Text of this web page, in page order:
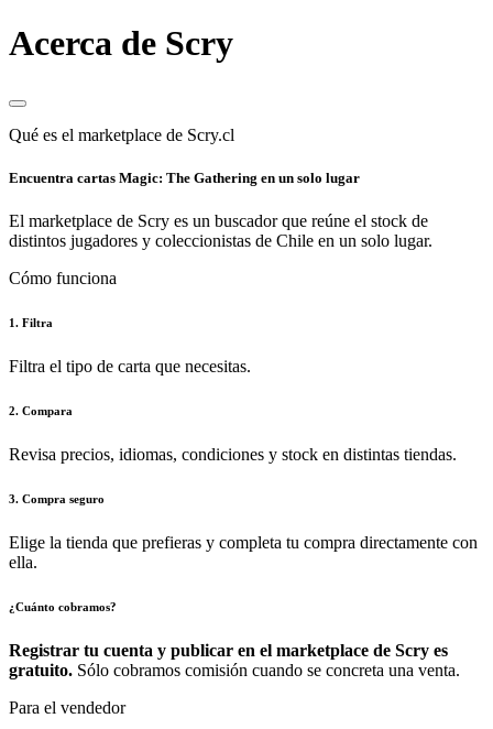
Acerca de Scry
Qué es el marketplace de Scry.cl
Encuentra cartas Magic: The Gathering en un solo lugar
El marketplace de Scry es un buscador que reúne el stock de
distintos jugadores y coleccionistas de Chile en un solo lugar.
Cómo funciona
1. Filtra
Filtra el tipo de carta que necesitas.
2. Compara
Revisa precios, idiomas, condiciones y stock en distintas tiendas.
3. Compra seguro
Elige la tienda que prefieras y completa tu compra directamente con
ella.
¿Cuánto cobramos?
Registrar tu cuenta y publicar en el marketplace de Scry es
gratuito. Sólo cobramos comisión cuando se concreta una venta.
Para el vendedor